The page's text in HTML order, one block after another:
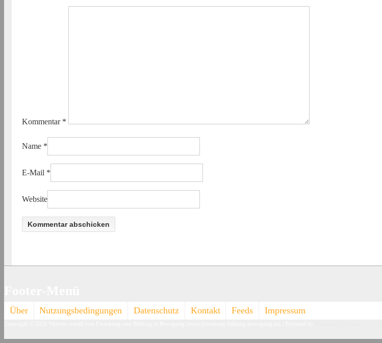
Kommentar *
Name *
E-Mail *
Website
Über Nutzungsbedingungen Datenschutz Kontakt Feeds Impressum